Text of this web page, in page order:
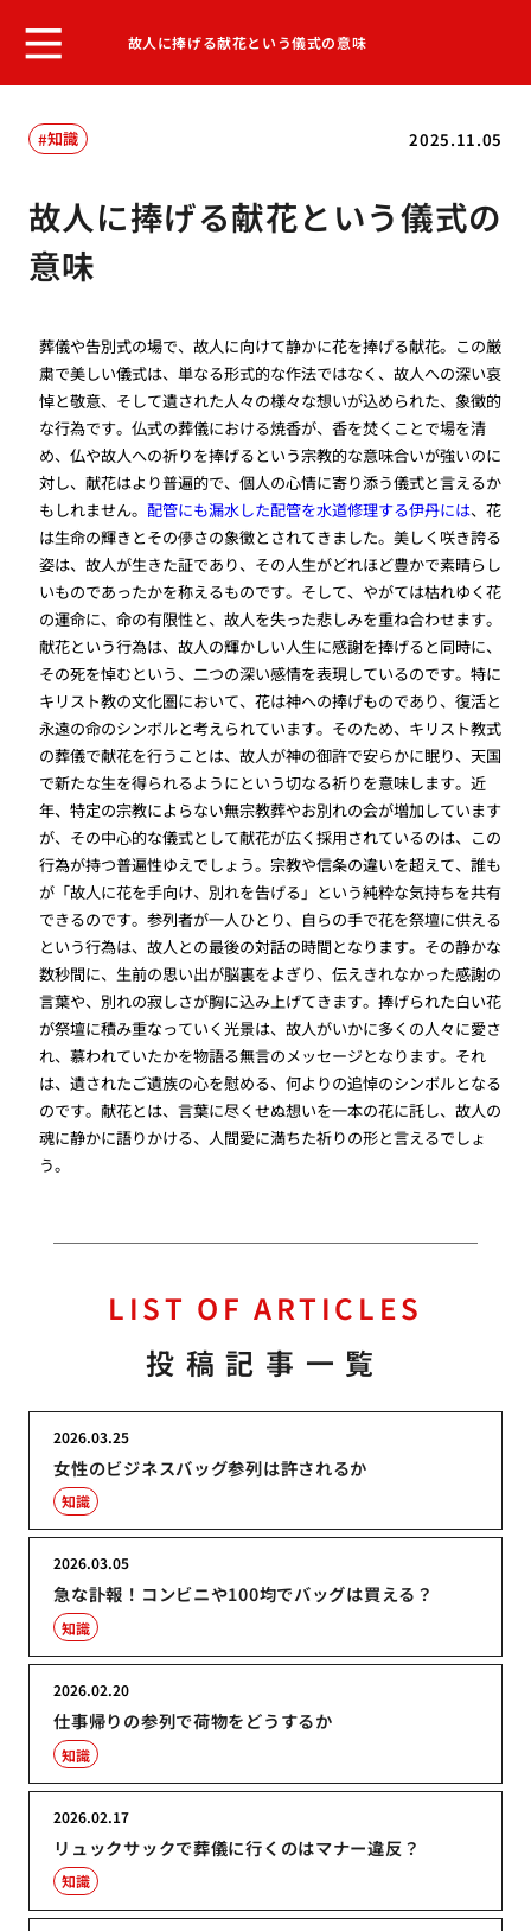
故人に捧げる献花という儀式の意味
2025.11.05
知識
故人に捧げる献花という儀式の
意味
葬儀や告別式の場で、故人に向けて静かに花を捧げる献花。この厳
粛で美しい儀式は、単なる形式的な作法ではなく、故人への深い哀
悼と敬意、そして遺された人々の様々な想いが込められた、象徴的
な行為です。仏式の葬儀における焼香が、香を焚くことで場を清
め、仏や故人への祈りを捧げるという宗教的な意味合いが強いのに
対し、献花はより普遍的で、個人の心情に寄り添う儀式と言えるか
もしれません。配管にも漏水した配管を水道修理する伊丹には、花
は生命の輝きとその儚さの象徴とされてきました。美しく咲き誇る
姿は、故人が生きた証であり、その人生がどれほど豊かで素晴らし
いものであったかを称えるものです。そして、やがては枯れゆく花
の運命に、命の有限性と、故人を失った悲しみを重ね合わせます。
献花という行為は、故人の輝かしい人生に感謝を捧げると同時に、
その死を悼むという、二つの深い感情を表現しているのです。特に
キリスト教の文化圏において、花は神への捧げものであり、復活と
永遠の命のシンボルと考えられています。そのため、キリスト教式
の葬儀で献花を行うことは、故人が神の御許で安らかに眠り、天国
で新たな生を得られるようにという切なる祈りを意味します。近
年、特定の宗教によらない無宗教葬やお別れの会が増加しています
が、その中心的な儀式として献花が広く採用されているのは、この
行為が持つ普遍性ゆえでしょう。宗教や信条の違いを超えて、誰も
が「故人に花を手向け、別れを告げる」という純粋な気持ちを共有
できるのです。参列者が一人ひとり、自らの手で花を祭壇に供える
という行為は、故人との最後の対話の時間となります。その静かな
数秒間に、生前の思い出が脳裏をよぎり、伝えきれなかった感謝の
言葉や、別れの寂しさが胸に込み上げてきます。捧げられた白い花
が祭壇に積み重なっていく光景は、故人がいかに多くの人々に愛さ
れ、慕われていたかを物語る無言のメッセージとなります。それ
は、遺されたご遺族の心を慰める、何よりの追悼のシンボルとなる
のです。献花とは、言葉に尽くせぬ想いを一本の花に託し、故人の
魂に静かに語りかける、人間愛に満ちた祈りの形と言えるでしょ
う。
LIST OF ARTICLES
投稿記事一覧
女性のビジネスバッグ参列は許されるか
2026.03.25
知識
急な訃報！コンビニや100均でバッグは買える？
2026.03.05
知識
仕事帰りの参列で荷物をどうするか
2026.02.20
知識
リュックサックで葬儀に行くのはマナー違反？
2026.02.17
知識